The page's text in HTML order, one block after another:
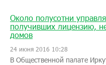
Около полусотни
получивших лицензию,
домов
24 июня 2016 10:28
В Общественной палате